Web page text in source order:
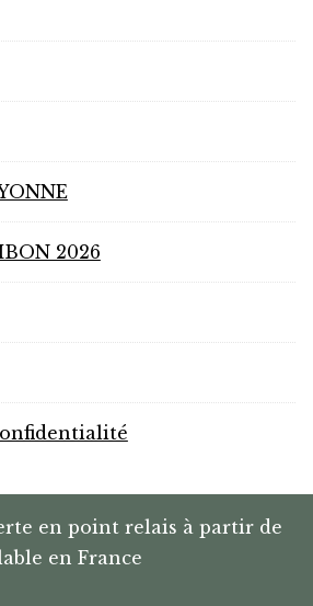
en point relais à partir de
en France
2026
À BAYONNE |
SUR MESURE